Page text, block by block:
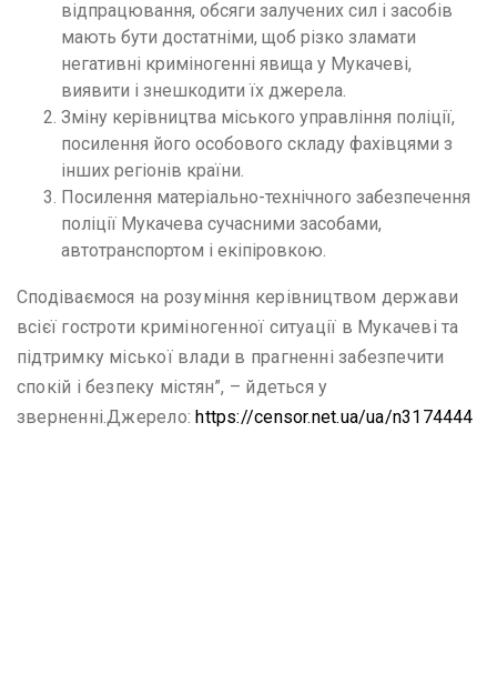
відпрацювання, обсяги залучених сил і засобів
мають бути достатніми, щоб різко зламати
негативні криміногенні явища у Мукачеві,
виявити і знешкодити їх джерела.
Зміну керівництва міського управління поліції,
посилення його особового складу фахівцями з
інших регіонів країни.
Посилення матеріально-технічного забезпечення
поліції Мукачева сучасними засобами,
автотранспортом і екіпіровкою.
Сподіваємося на розуміння керівництвом держави
всієї гостроти криміногенної ситуації в Мукачеві та
підтримку міської влади в прагненні забезпечити
спокій і безпеку містян”, – йдеться у
зверненні.Джерело:https://censor.net.ua/ua/n3174444